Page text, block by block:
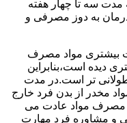
مدت سه تا چهار هفته
به دوز مصرفی و
بیشتری مواد مصرف
دیده است،بنابراین
تر است.در مدت
مخدر از بدن فرد خارج
مصرف مواد عادت می
و مشاوره فرد مهارت